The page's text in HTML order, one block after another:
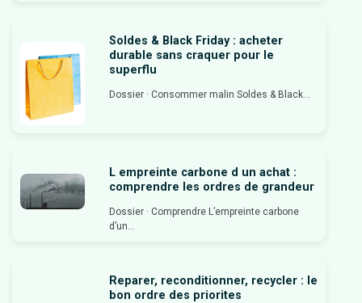
Soldes & Black Friday : acheter
durable sans craquer pour le
superflu
Dossier · Consommer malin Soldes & Black...
L empreinte carbone d un achat :
comprendre les ordres de grandeur
Dossier · Comprendre L’empreinte carbone
d’un...
Reparer, reconditionner, recycler : le
bon ordre des priorites